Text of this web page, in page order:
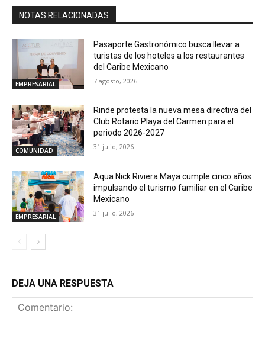
NOTAS RELACIONADAS
EMPRESARIAL
Pasaporte Gastronómico busca llevar a
turistas de los hoteles a los restaurantes
del Caribe Mexicano
7 agosto, 2026
COMUNIDAD
Rinde protesta la nueva mesa directiva del
Club Rotario Playa del Carmen para el
periodo 2026-2027
31 julio, 2026
EMPRESARIAL
Aqua Nick Riviera Maya cumple cinco años
impulsando el turismo familiar en el Caribe
Mexicano
31 julio, 2026
DEJA UNA RESPUESTA